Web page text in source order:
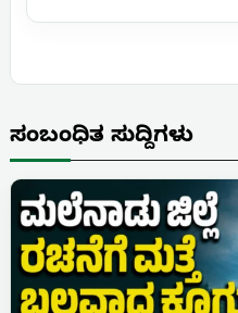
ಸಂಬಂಧಿತ ಸುದ್ದಿಗಳು